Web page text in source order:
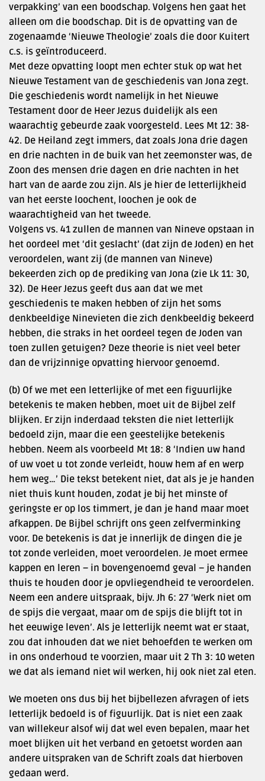
verpakking’ van een boodschap. Volgens hen gaat het
alleen om die boodschap. Dit is de opvatting van de
zogenaamde ‘Nieuwe Theologie’ zoals die door Kuitert
c.s. is geïntroduceerd.
Met deze opvatting loopt men echter stuk op wat het
Nieuwe Testament van de geschiedenis van Jona zegt.
Die geschiedenis wordt namelijk in het Nieuwe
Testament door de Heer Jezus duidelijk als een
waarachtig gebeurde zaak voorgesteld. Lees Mt 12: 38-
42. De Heiland zegt immers, dat zoals Jona drie dagen
en drie nachten in de buik van het zeemonster was, de
Zoon des mensen drie dagen en drie nachten in het
hart van de aarde zou zijn. Als je hier de letterlijkheid
van het eerste loochent, loochen je ook de
waarachtigheid van het tweede.
Volgens vs. 41 zullen de mannen van Nineve opstaan in
het oordeel met ‘dit geslacht’ (dat zijn de Joden) en het
veroordelen, want zij (de mannen van Nineve)
bekeerden zich op de prediking van Jona (zie Lk 11: 30,
32). De Heer Jezus geeft dus aan dat we met
geschiedenis te maken hebben of zijn het soms
denkbeeldige Ninevieten die zich denkbeeldig bekeerd
hebben, die straks in het oordeel tegen de Joden van
toen zullen getuigen? Deze theorie is niet veel beter
dan de vrijzinnige opvatting hiervoor genoemd.
(b) Of we met een letterlijke of met een figuurlijke
betekenis te maken hebben, moet uit de Bijbel zelf
blijken. Er zijn inderdaad teksten die niet letterlijk
bedoeld zijn, maar die een geestelijke betekenis
hebben. Neem als voorbeeld Mt 18: 8 ‘Indien uw hand
of uw voet u tot zonde verleidt, houw hem af en werp
hem weg…’ Die tekst betekent niet, dat als je je handen
niet thuis kunt houden, zodat je bij het minste of
geringste er op los timmert, je dan je hand maar moet
afkappen. De Bijbel schrijft ons geen zelfverminking
voor. De betekenis is dat je innerlijk de dingen die je
tot zonde verleiden, moet veroordelen. Je moet ermee
kappen en leren – in bovengenoemd geval – je handen
thuis te houden door je opvliegendheid te veroordelen.
Neem een andere uitspraak, bijv. Jh 6: 27 ‘Werk niet om
de spijs die vergaat, maar om de spijs die blijft tot in
het eeuwige leven’. Als je letterlijk neemt wat er staat,
zou dat inhouden dat we niet behoefden te werken om
in ons onderhoud te voorzien, maar uit 2 Th 3: 10 weten
we dat als iemand niet wil werken, hij ook niet zal eten.
We moeten ons dus bij het bijbellezen afvragen of iets
letterlijk bedoeld is of figuurlijk. Dat is niet een zaak
van willekeur alsof wij dat wel even bepalen, maar het
moet blijken uit het verband en getoetst worden aan
andere uitspraken van de Schrift zoals dat hierboven
gedaan werd.